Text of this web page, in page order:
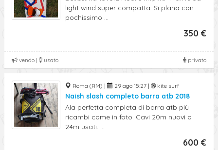
light wind super compatta. Si plana con
pochissimo ...
350 €
privato
vendo | usato
Roma (RM) | 29 ago 15:27 | kite surf
Naish slash completo barra atb 2018
Ala perfetta completa di barra atb più
ricambi come in foto. Cavi 20m nuovi o
24m usati. ...
600 €